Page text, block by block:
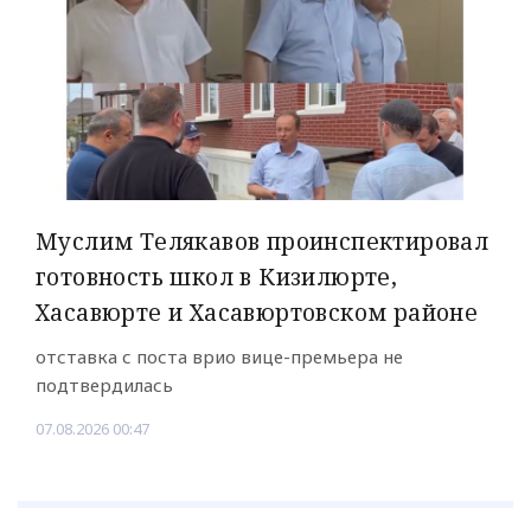
Муслим Телякавов проинспектировал
готовность школ в Кизилюрте,
Хасавюрте и Хасавюртовском районе
отставка с поста врио вице-премьера не
подтвердилась
07.08.2026 00:47